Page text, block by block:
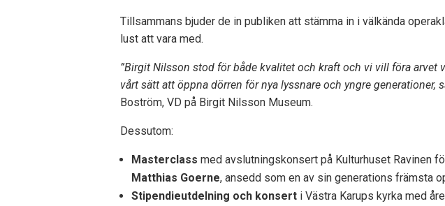
Tillsammans bjuder de in publiken att stämma in i välkända
lust att vara med.
”Birgit Nilsson stod för både kvalitet och kraft och vi vill föra
vårt sätt att öppna dörren för nya lyssnare och yngre
Boström, VD på Birgit Nilsson Museum.
Dessutom:
Masterclass med avslutningskonsert på Kulturhuset Ravinen
Matthias Goerne, ansedd som en av sin generations främsta
Stipendieutdelning och konsert i Västra Karups kyrka med